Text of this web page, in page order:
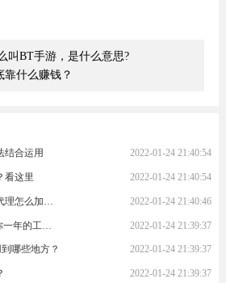
叫BT手游，是什么意思?
靠什么赚钱？
结合运用 2022-01-24 21:40:54
看这里 2022-01-24 21:40:54
2022-01-24 21:40:46
2022-01-24 21:39:37
哪些地方？ 2022-01-24 21:39:37
2022-01-24 21:39:37